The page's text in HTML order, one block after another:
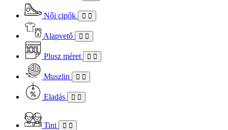
Női cipők
Alapvető
Plusz méret
Muszlin
Eladás
Tini